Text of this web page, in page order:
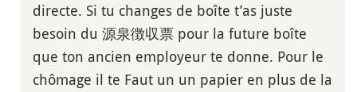
directe. Si tu changes de boîte t’as juste
besoin du 源泉徴収票 pour la future boîte
que ton ancien employeur te donne. Pour le
chômage il te Faut un un papier en plus de la